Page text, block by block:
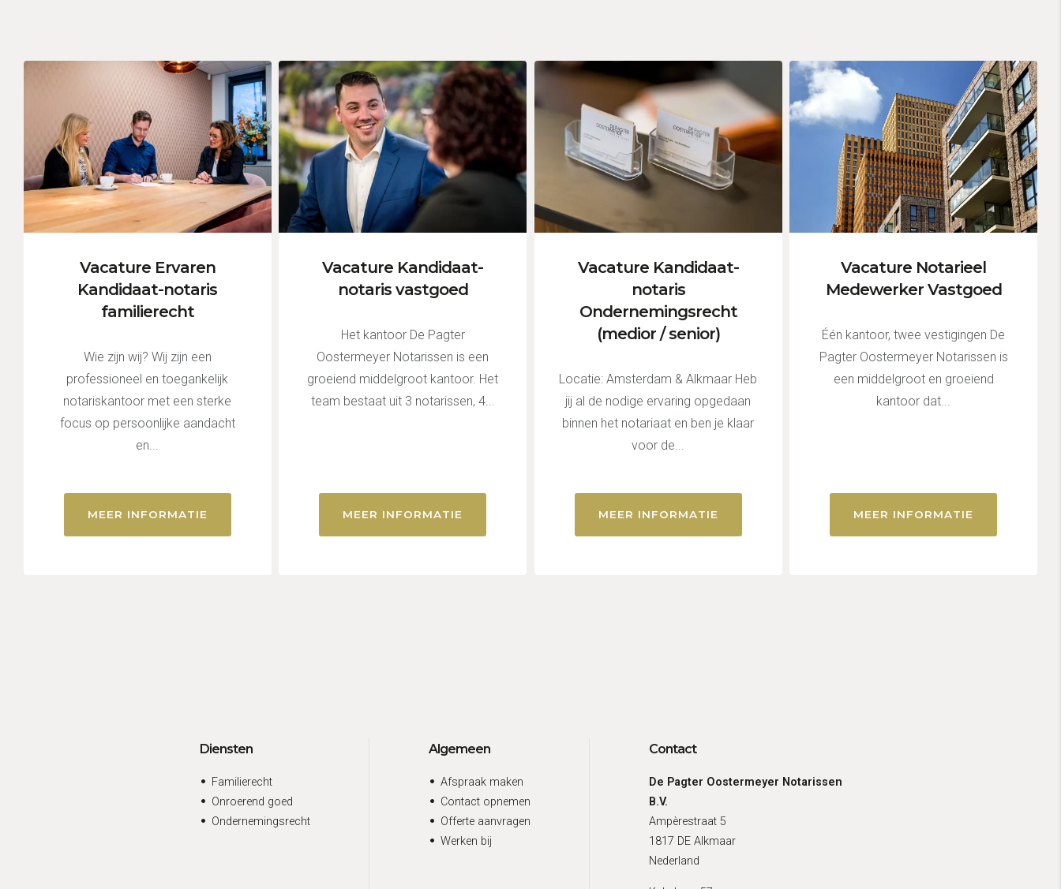
Vacature Ervaren
Kandidaat-notaris
familierecht
Wie zijn wij? Wij zijn een
professioneel en toegankelijk
notariskantoor met een sterke
focus op persoonlijke aandacht
en...
MEER INFORMATIE
Vacature Kandidaat-
notaris vastgoed
Het kantoor De Pagter
Oostermeyer Notarissen is een
groeiend middelgroot kantoor. Het
team bestaat uit 3 notarissen, 4...
MEER INFORMATIE
Vacature Kandidaat-
notaris
Ondernemingsrecht
(medior / senior)
Locatie: Amsterdam & Alkmaar Heb
jij al de nodige ervaring opgedaan
binnen het notariaat en ben je klaar
voor de...
MEER INFORMATIE
Vacature Notarieel
Medewerker Vastgoed
Één kantoor, twee vestigingen De
Pagter Oostermeyer Notarissen is
een middelgroot en groeiend
kantoor dat...
MEER INFORMATIE
Diensten
Familierecht
Onroerend goed
Ondernemingsrecht
Algemeen
Afspraak maken
Contact opnemen
Offerte aanvragen
Werken bij
Contact
De Pagter Oostermeyer Notarissen
B.V.
Ampèrestraat 5
1817 DE Alkmaar
Nederland